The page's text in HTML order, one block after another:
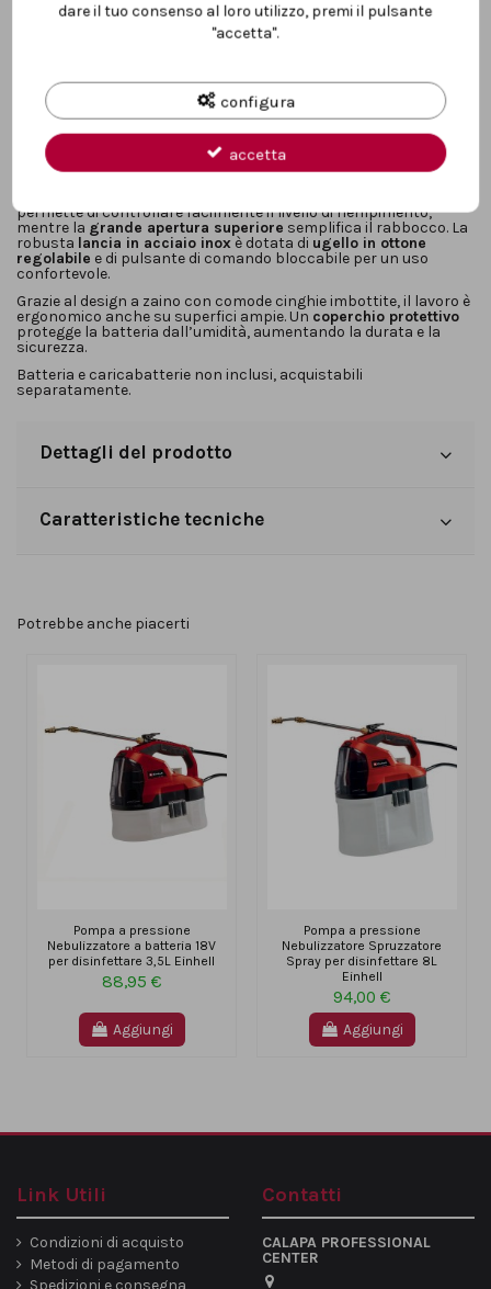
pompa a pressione a batteria Einhell GE-WS 18/150 Li-Solo
la soluzione ideale per la cura del giardino, la protezione delle
Parte della famiglia
Power X-Change
funziona con le stesse batterie intercambiabili di oltre 250
dispositivi Einhell. Grazie allapompa automaticaintegrata, non è
necessario pompare manualmente: la pressione fino a4,5 bar
la portata di
garantiscono una distribuzione
uniforme ed efficace dei liquidi.
permette di controllare facilmente il livello di riempimento,
mentre la grande apertura superiore semplifica il rabbocco. La
robusta lancia in acciaio inox è dotata di ugello in ottone
regolabile e di pulsante di comando bloccabile per un uso
confortevole.
Grazie al design a zaino con comode cinghie imbottite, il lavoro è
ergonomico anche su superfici ampie. Un coperchio protettivo
protegge la batteria dall’umidità, aumentando la durata e la
sicurezza.
Batteria e caricabatterie non inclusi, acquistabili
separatamente.
Dettagli del prodotto
Caratteristiche tecniche
Potrebbe anche piacerti
Pompa a pressione
Nebulizzatore a batteria 18V
per disinfettare 3,5L Einhell
88,95 €
Aggiungi
Pompa a pressione
Nebulizzatore Spruzzatore
Spray per disinfettare 8L
Einhell
94,00 €
Aggiungi
Link Utili
Condizioni di acquisto
Metodi di pagamento
Contatti
CALAPA PROFESSIONAL
CENTER
dare il tuo consenso al loro utilizzo, premi il pulsante
"accetta".
configura
accetta